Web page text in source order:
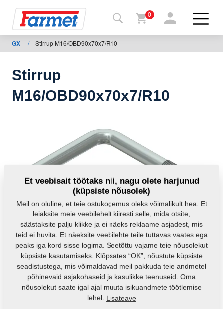
Farmeti
pood
Allalaadimiseks
0
GX / Stirrup M16/OBD90x70x7/R10
Stirrup
M16/OBD90x70x7/R10
Et veebisait töötaks nii, nagu olete harjunud
(küpsiste nõusolek)
Meil on oluline, et teie ostukogemus oleks võimalikult hea. Et
leiaksite meie veebilehelt kiiresti selle, mida otsite,
säästaksite palju klikke ja ei näeks reklaame asjadest, mis
teid ei huvita. Et näeksite veebilehte teile tuttavas vaates ega
peaks iga kord sisse logima. Seetõttu vajame teie nõusolekut
küpsiste kasutamiseks. Klõpsates “OK”, nõustute küpsiste
seadistustega, mis võimaldavad meil pakkuda teie andmetel
põhinevaid asjakohaseid ja kasulikke teenuseid. Oma
nõusolekut saate igal ajal muuta isikuandmete töötlemise
lehel. Lisateave